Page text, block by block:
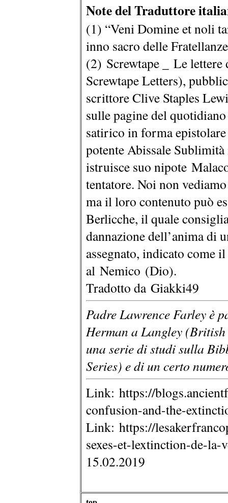
Note del Traduttore
(1) “Veni Domine et noli
inno sacro delle
(2) Screwtape _ Le
Screwtape Letters),
scrittore Clive Staples
sulle pagine del
satirico in forma
potente Abissale
istruisce suo nipote
tentatore. Noi non
ma il loro contenuto può
Berlicche, il quale
dannazione dell’anima di
assegnato, indicato come
al Nemico (Dio).
Tradotto da Giakki49
Padre Lawrence Farley è
Herman a Langley
una serie di studi sulla
Series) e di un certo
Link: https://
confusion-and-the-
Link: https://
sexes-et-lextinction-de-
15.02.2019